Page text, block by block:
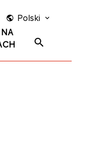
Polski